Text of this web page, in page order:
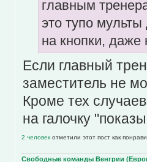
главным
это тупо
на кнопки,
Если главный
заместитель не
Кроме тех
на галочку
2 человек отметили этот пост как
Свободные команды Венгрии